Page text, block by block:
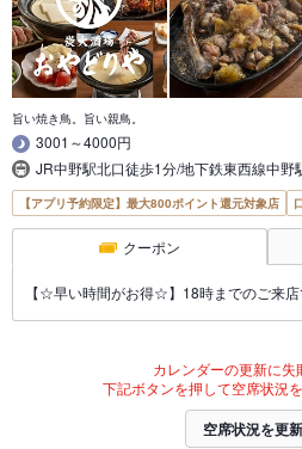
旨い焼き鳥。旨い親鳥。
3001～4000円
JR中野駅北口徒歩1分/地下鉄東西線中野
【アプリ予約限定】最大800ポイント還元対象店
クーポン
【☆早い時間がお得☆】18時までのご来店
カレンダーの更新に失
下記ボタンを押して空席状況
空席状況を更